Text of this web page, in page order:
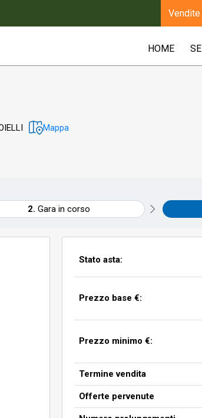
HOME
Mappa
Gara in corso
Stato asta:
Prezzo base €:
Prezzo minimo €:
Termine vendita
Offerte pervenute